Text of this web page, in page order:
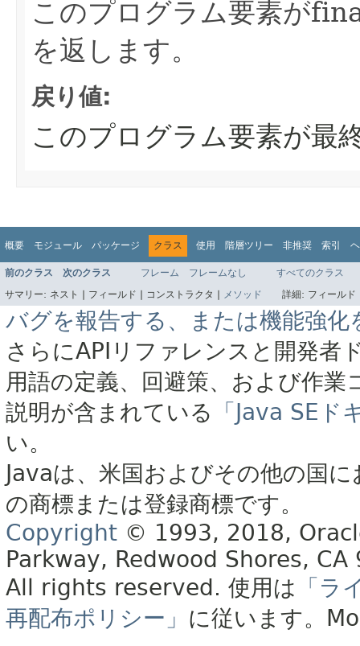
このプログラム要素が
を返します。
戻り値:
このプログラム要素が最
概要 モジュール パッケージ クラス 使用 階層ツリー 非推奨 索引
前のクラス 次のクラス フレーム フレームなし
すべてのクラス
サマリー: ネスト | フィールド | コンストラクタ | メソッド 詳細: フィール
バグを報告する、または機能強化
さらにAPIリファレンスと開発者
用語の定義、回避策、および作
説明が含まれている
「Java SE
い。
Javaは、米国およびその他の国
の商標または登録商標です。
Copyright © 1993, 2018,
Parkway, Redwood Shores, CA
All rights reserved. 使用は 「ラ
再配布ポリシー」 に従います。